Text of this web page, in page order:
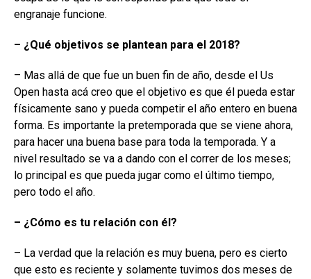
engranaje funcione.
– ¿Qué objetivos se plantean para el 2018?
– Mas allá de que fue un buen fin de año, desde el Us
Open hasta acá creo que el objetivo es que él pueda estar
físicamente sano y pueda competir el año entero en buena
forma. Es importante la pretemporada que se viene ahora,
para hacer una buena base para toda la temporada. Y a
nivel resultado se va a dando con el correr de los meses;
lo principal es que pueda jugar como el último tiempo,
pero todo el año.
– ¿Cómo es tu relación con él?
– La verdad que la relación es muy buena, pero es cierto
que esto es reciente y solamente tuvimos dos meses de